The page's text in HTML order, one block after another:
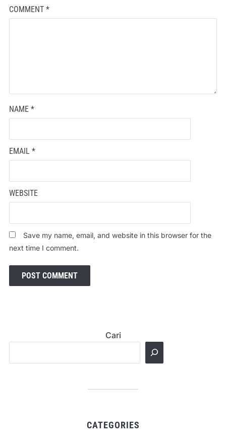
COMMENT *
NAME *
EMAIL *
WEBSITE
Save my name, email, and website in this browser for the
next time I comment.
Cari
CATEGORIES